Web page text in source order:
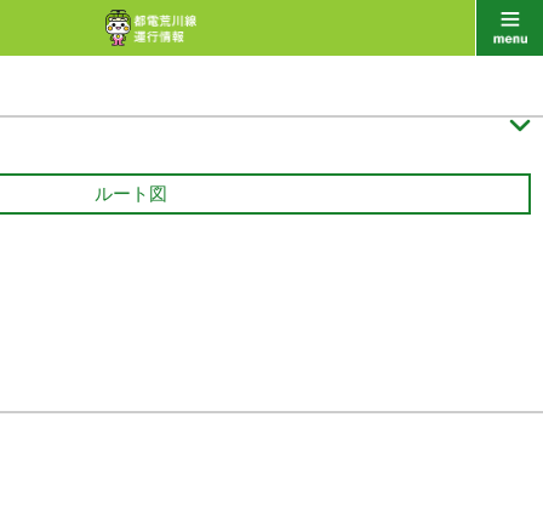

ルート図